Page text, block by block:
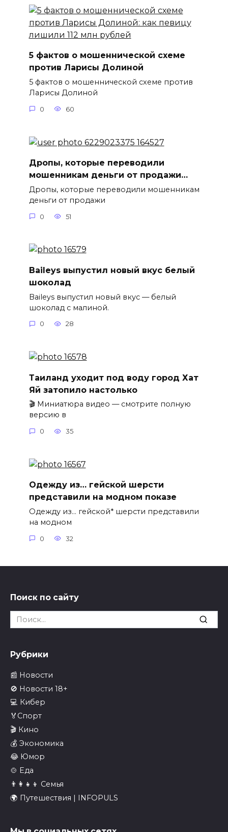
5 фактов о мошеннической схеме
против Ларисы Долиной
5 фактов о мошеннической схеме против
Ларисы Долиной
0 60
Дропы, которые переводили
мошенникам деньги от продажи…
Дропы, которые переводили мошенникам
деньги от продажи
0 51
Baileys выпустил новый вкус белый
шоколад
Baileys выпустил новый вкус — белый
шоколад с малиной.
0 28
Таиланд уходит под воду город Хат
Яй затопило настолько
🎬 Миниатюра видео — смотрите полную
версию в
0 35
Одежду из… гейской шерсти
представили на модном показе
Одежду из… гейской* шерсти представили
на модном
0 32
Поиск по сайту
Search
for:
Рубрики
📰 Новости
🚫 Новости 18+
💻 Кибер
🏅Спорт
🎬 Кино
💰 Экономика
😂 Юмор
🍲 Еда
👨‍👩‍👧‍👦 Семья
🌍 Путешествия | INFOPULS